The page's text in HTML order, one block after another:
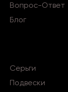
Вопрос-Ответ
Блог
Серьги
Подвески